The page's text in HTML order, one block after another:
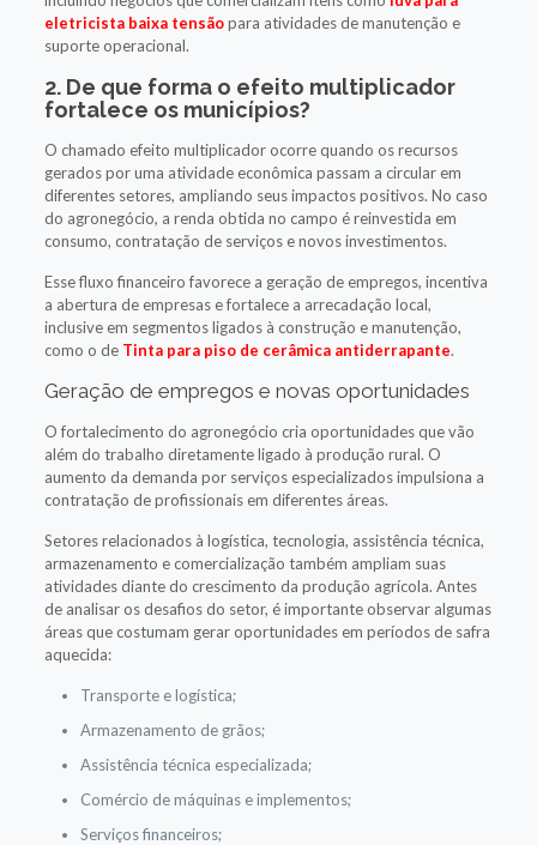
eletricista baixa tensãopara atividades de manutenção e
suporte operacional.
2. De que forma o efeito multiplicador
fortalece os municípios?
O chamado efeito multiplicador ocorre quando os recursos
gerados por uma atividade econômica passam a circular em
diferentes setores, ampliando seus impactos positivos. No caso
do agronegócio, a renda obtida no campo é reinvestida em
consumo, contratação de serviços e novos investimentos.
Esse fluxo financeiro favorece a geração de empregos, incentiva
a abertura de empresas e fortalece a arrecadação local,
inclusive em segmentos ligados à construção e manutenção,
como o de Tinta para piso de cerâmica antiderrapante.
Geração de empregos e novas oportunidades
O fortalecimento do agronegócio cria oportunidades que vão
além do trabalho diretamente ligado à produção rural. O
aumento da demanda por serviços especializados impulsiona a
contratação de profissionais em diferentes áreas.
Setores relacionados à logística, tecnologia, assistência técnica,
armazenamento e comercialização também ampliam suas
atividades diante do crescimento da produção agrícola. Antes
de analisar os desafios do setor, é importante observar algumas
áreas que costumam gerar oportunidades em períodos de safra
aquecida:
Transporte e logística;
Armazenamento de grãos;
Assistência técnica especializada;
Comércio de máquinas e implementos;
Serviços financeiros;